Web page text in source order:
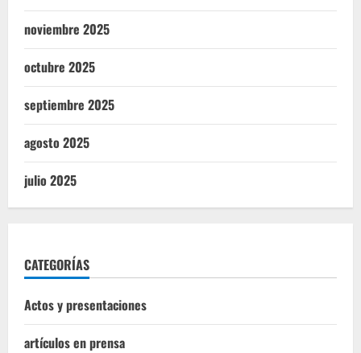
noviembre 2025
octubre 2025
septiembre 2025
agosto 2025
julio 2025
CATEGORÍAS
Actos y presentaciones
artículos en prensa